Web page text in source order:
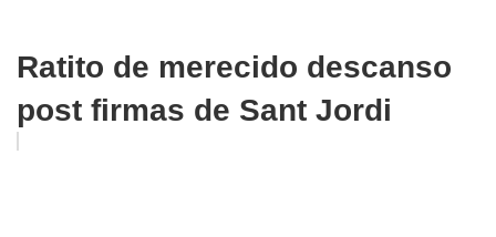
Ratito de merecido descanso
post firmas de Sant Jordi